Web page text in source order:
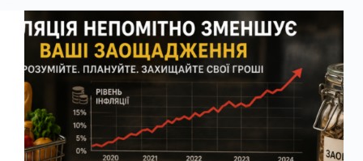
час
купівлі
техніки
та
як
уникнути
зайвих
витрат